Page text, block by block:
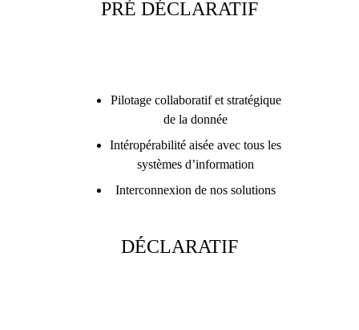
PRÉ DÉCLARATIF
Pilotage collaboratif et stratégique
de la donnée
Intéropérabilité aisée avec tous les
systèmes d’information
Interconnexion de nos solutions
DÉCLARATIF